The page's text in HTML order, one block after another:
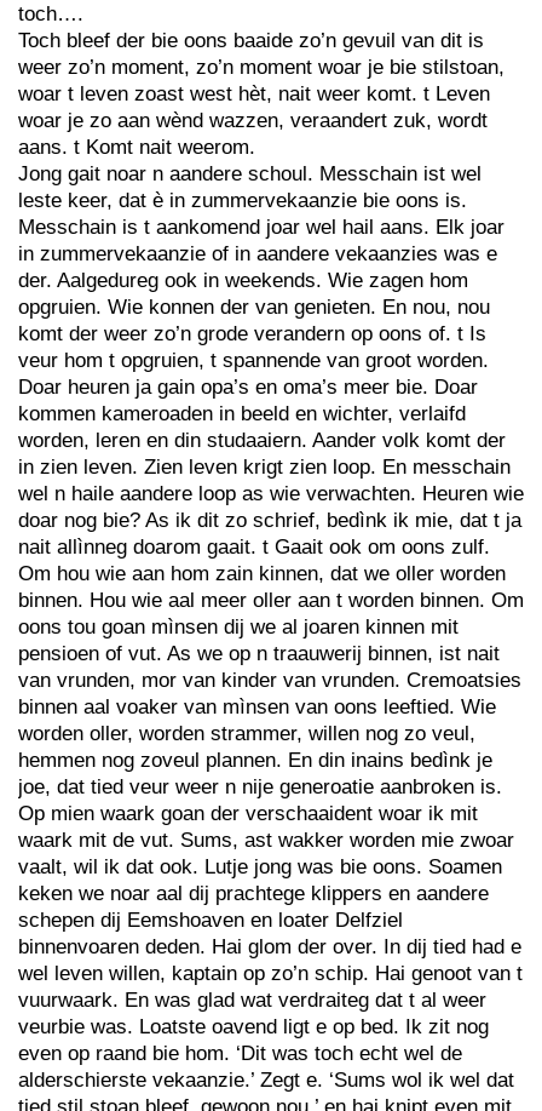
toch….
Toch bleef der bie oons baaide zo’n gevuil van dit is
weer zo’n moment, zo’n moment woar je bie stilstoan,
woar t leven zoast west hèt, nait weer komt. t Leven
woar je zo aan wènd wazzen, veraandert zuk, wordt
aans. t Komt nait weerom.
Jong gait noar n aandere schoul. Messchain ist wel
leste keer, dat è in zummervekaanzie bie oons is.
Messchain is t aankomend joar wel hail aans. Elk joar
in zummervekaanzie of in aandere vekaanzies was e
der. Aalgedureg ook in weekends. Wie zagen hom
opgruien. Wie konnen der van genieten. En nou, nou
komt der weer zo’n grode verandern op oons of. t Is
veur hom t opgruien, t spannende van groot worden.
Doar heuren ja gain opa’s en oma’s meer bie. Doar
kommen kameroaden in beeld en wichter, verlaifd
worden, leren en din studaaiern. Aander volk komt der
in zien leven. Zien leven krigt zien loop. En messchain
wel n haile aandere loop as wie verwachten. Heuren wie
doar nog bie? As ik dit zo schrief, bedìnk ik mie, dat t ja
nait allìnneg doarom gaait. t Gaait ook om oons zulf.
Om hou wie aan hom zain kinnen, dat we oller worden
binnen. Hou wie aal meer oller aan t worden binnen. Om
oons tou goan mìnsen dij we al joaren kinnen mit
pensioen of vut. As we op n traauwerij binnen, ist nait
van vrunden, mor van kinder van vrunden. Cremoatsies
binnen aal voaker van mìnsen van oons leeftied. Wie
worden oller, worden strammer, willen nog zo veul,
hemmen nog zoveul plannen. En din inains bedìnk je
joe, dat tied veur weer n nije generoatie aanbroken is.
Op mien waark goan der verschaaident woar ik mit
waark mit de vut. Sums, ast wakker worden mie zwoar
vaalt, wil ik dat ook. Lutje jong was bie oons. Soamen
keken we noar aal dij prachtege klippers en aandere
schepen dij Eemshoaven en loater Delfziel
binnenvoaren deden. Hai glom der over. In dij tied had e
wel leven willen, kaptain op zo’n schip. Hai genoot van t
vuurwaark. En was glad wat verdraiteg dat t al weer
veurbie was. Loatste oavend ligt e op bed. Ik zit nog
even op raand bie hom. ‘Dit was toch echt wel de
alderschierste vekaanzie.’ Zegt e. ‘Sums wol ik wel dat